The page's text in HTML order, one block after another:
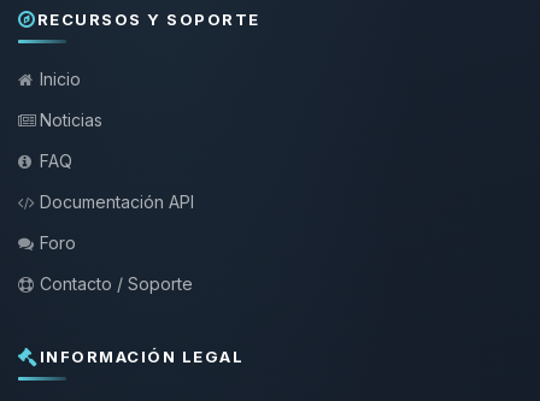
RECURSOS Y SOPORTE
Inicio
Noticias
FAQ
Documentación API
Foro
Contacto / Soporte
INFORMACIÓN LEGAL